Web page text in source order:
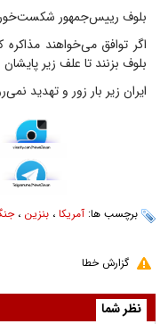
بلوف رییس‌جمهور
بلوف بزنند تا علف زیر
ایران زیر بار زور و تهدید
برچسب ها: آمریکا ، بنزین ،
گزارش خطا
نظر شما